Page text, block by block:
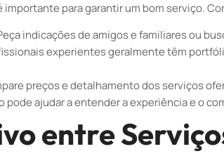
para garantir um bom serviço.
indicações de amigos e familiares ou
experientes geralmente têm
preços e detalhamento dos serviços
pode ajudar a entender a experiência e o
entre